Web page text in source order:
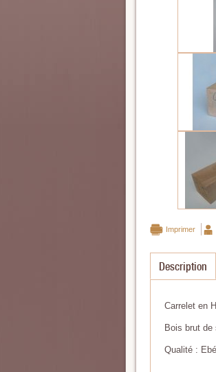
Imprimer
Description
Carrelet en
Bois brut de
Qualité :